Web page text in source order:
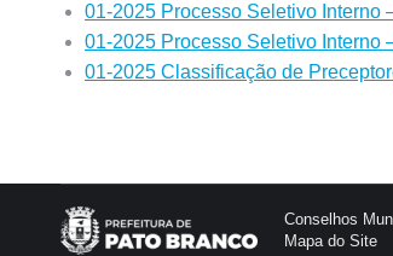
01-2025 Processo Seletivo Interno
01-2025 Processo Seletivo Interno
01-2025 Classificação de
Conselhos
Mapa do Site